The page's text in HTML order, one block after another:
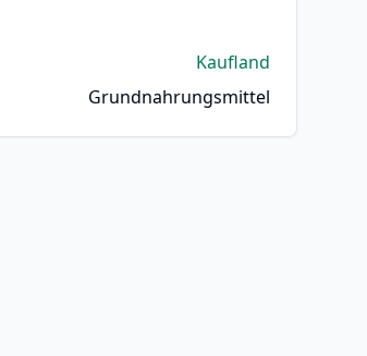
Kaufland
Grundnahrungsmittel